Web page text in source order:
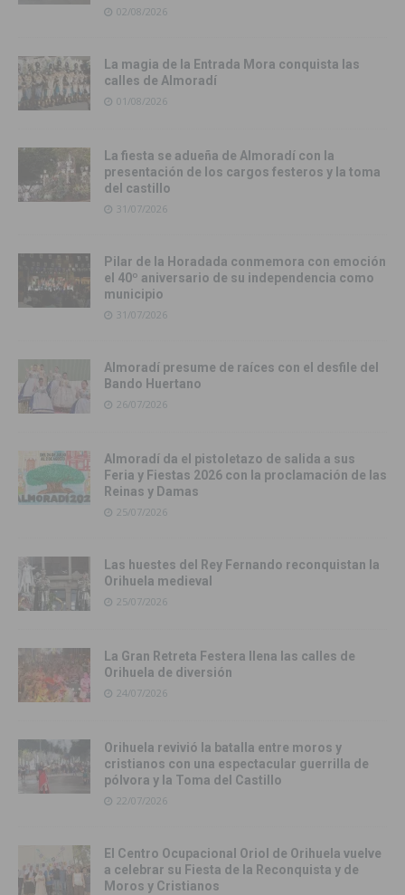
02/08/2026
La magia de la Entrada Mora conquista las
calles de Almoradí
01/08/2026
La fiesta se adueña de Almoradí con la
presentación de los cargos festeros y la toma
del castillo
31/07/2026
Pilar de la Horadada conmemora con emoción
el 40º aniversario de su independencia como
municipio
31/07/2026
Almoradí presume de raíces con el desfile del
Bando Huertano
26/07/2026
Almoradí da el pistoletazo de salida a sus
Feria y Fiestas 2026 con la proclamación de las
Reinas y Damas
25/07/2026
Las huestes del Rey Fernando reconquistan la
Orihuela medieval
25/07/2026
La Gran Retreta Festera llena las calles de
Orihuela de diversión
24/07/2026
Orihuela revivió la batalla entre moros y
cristianos con una espectacular guerrilla de
pólvora y la Toma del Castillo
22/07/2026
El Centro Ocupacional Oriol de Orihuela vuelve
a celebrar su Fiesta de la Reconquista y de
Moros y Cristianos